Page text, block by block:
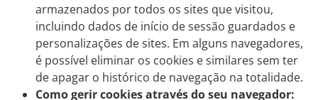
armazenados por todos os sites que visitou,
incluindo dados de início de sessão guardados e
personalizações de sites. Em alguns navegadores,
é possível eliminar os cookies e similares sem ter
de apagar o histórico de navegação na totalidade.
Como gerir cookies através do seu navegador: